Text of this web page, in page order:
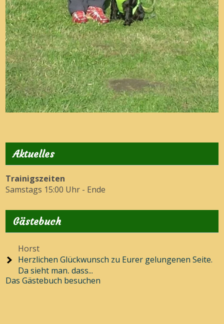
Aktuelles
Trainigszeiten
Samstags 15:00 Uhr - Ende
Gästebuch
Horst
Herzlichen Glückwunsch zu Eurer gelungenen Seite.
Da sieht man, dass...
Das Gästebuch besuchen